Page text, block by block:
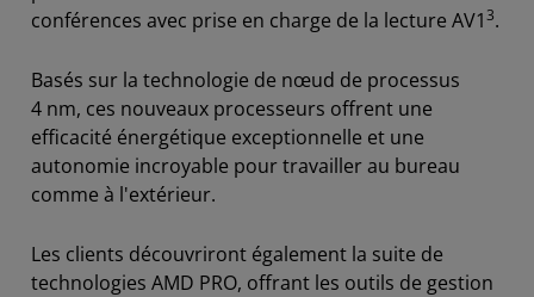
conférences avec prise en charge de la lecture AV13.
Basés sur la technologie de nœud de processus
4 nm, ces nouveaux processeurs offrent une
efficacité énergétique exceptionnelle et une
autonomie incroyable pour travailler au bureau
comme à l'extérieur.
Les clients découvriront également la suite de
technologies AMD PRO, offrant les outils de gestion